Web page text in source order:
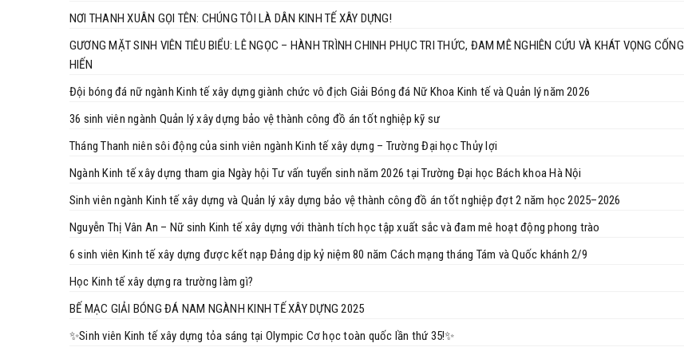
NƠI THANH XUÂN GỌI TÊN: CHÚNG TÔI LÀ DÂN KINH TẾ XÂY DỰNG!
GƯƠNG MẶT SINH VIÊN TIÊU BIỂU: LÊ NGỌC – HÀNH TRÌNH CHINH PHỤC TRI THỨC, ĐAM MÊ NGHIÊN CỨU VÀ KHÁT VỌNG CỐNG
HIẾN
Đội bóng đá nữ ngành Kinh tế xây dựng giành chức vô địch Giải Bóng đá Nữ Khoa Kinh tế và Quản lý năm 2026
36 sinh viên ngành Quản lý xây dựng bảo vệ thành công đồ án tốt nghiệp kỹ sư
Tháng Thanh niên sôi động của sinh viên ngành Kinh tế xây dựng – Trường Đại học Thủy lợi
Ngành Kinh tế xây dựng tham gia Ngày hội Tư vấn tuyển sinh năm 2026 tại Trường Đại học Bách khoa Hà Nội
Sinh viên ngành Kinh tế xây dựng và Quản lý xây dựng bảo vệ thành công đồ án tốt nghiệp đợt 2 năm học 2025–2026
Nguyễn Thị Vân An – Nữ sinh Kinh tế xây dựng với thành tích học tập xuất sắc và đam mê hoạt động phong trào
6 sinh viên Kinh tế xây dựng được kết nạp Đảng dịp kỷ niệm 80 năm Cách mạng tháng Tám và Quốc khánh 2/9
Học Kinh tế xây dựng ra trường làm gì?
BẾ MẠC GIẢI BÓNG ĐÁ NAM NGÀNH KINH TẾ XÂY DỰNG 2025
✨Sinh viên Kinh tế xây dựng tỏa sáng tại Olympic Cơ học toàn quốc lần thứ 35!✨